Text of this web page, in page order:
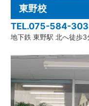
東野校
TEL.075-584-
地下鉄 東野駅 北へ徒歩3